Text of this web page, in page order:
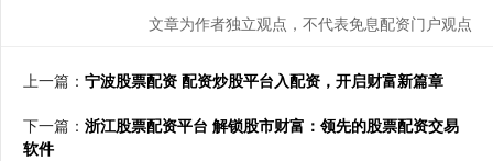
文章为作者独立观点，不代表免息配资门户观点
上一篇： 宁波股票配资 配资炒股平台入配资，开启财富新篇章
下一篇： 浙江股票配资平台 解锁股市财富：领先的股票配资交易
软件